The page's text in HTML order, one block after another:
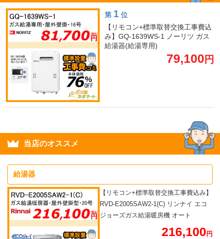
第 1位
【リモコン+標準取替交換工事費込
み】GQ-1639WS-1 ノーリツ ガス
給湯器(給湯専用)
79,100 円
当店のオススメ
給湯器
【リモコン+標準取替交換工事費込み】
RVD-E2005SAW2-1(C) リンナイ エコ
ジョーズガス給湯暖房機 オート
216,100円